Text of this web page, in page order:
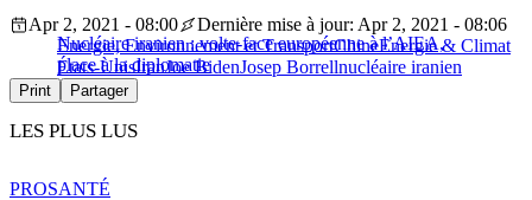
Nucléaire iranien : volte-face européenne à l’AIEA,
place à la diplomatie
Apr 2, 2021 - 08:00
Dernière mise à jour: Apr 2, 2021 - 08:06
Energie, Environnement et TransportChineEnergie & Climat
États-UnisIranJoe BidenJosep Borrellnucléaire iranien
Print Partager
LES PLUS LUS
PROSANTÉ